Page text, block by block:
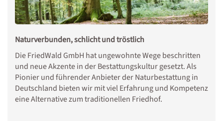
Naturverbunden, schlicht und tröstlich
Die FriedWald GmbH hat ungewohnte Wege beschritten
und neue Akzente in der Bestattungskultur gesetzt. Als
Pionier und führender Anbieter der Naturbestattung in
Deutschland bieten wir mit viel Erfahrung und Kompetenz
eine Alternative zum traditionellen Friedhof.